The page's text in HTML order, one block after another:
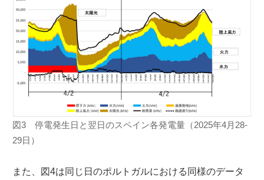
図3 停電発生日と翌日のスペイン各発電量（2025年4月28-
29日）
また、図4は同じ日のポルトガルにおける同様のデータ